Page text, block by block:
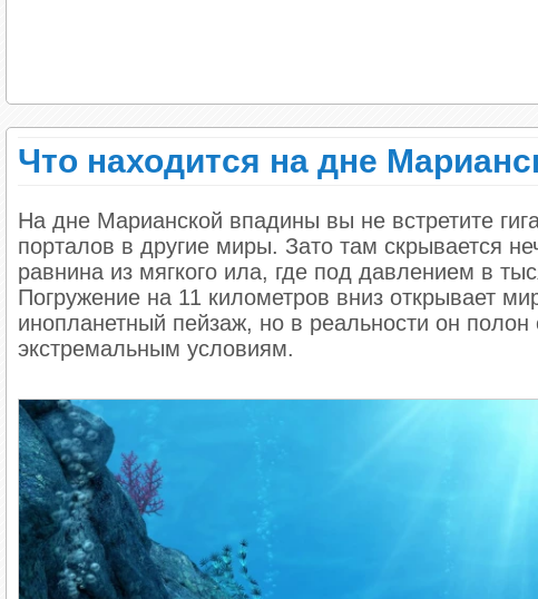
Что находится на дне
На дне Марианской впадины вы не встретите
порталов в другие миры. Зато там скрывается
равнина из мягкого ила, где под давлением в
Погружение на 11 километров вниз открывает
инопланетный пейзаж, но в реальности он
экстремальным условиям.